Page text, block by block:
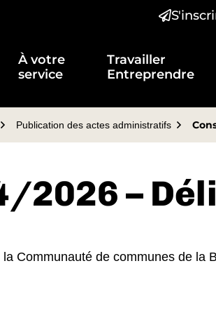
À votre
service
Travailler
Entreprendre
Publication des actes administratifs
2026 –
Communauté de communes de la